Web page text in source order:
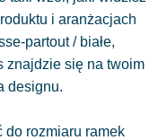
i aranżacjach
partout / białe,
znajdzie się na twoim
designu.
do rozmiaru ramek